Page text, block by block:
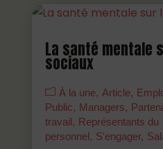
La santé mentale
sociaux
À la une Article
Public
Managers
travail
Représentants du
personnel
S'engager